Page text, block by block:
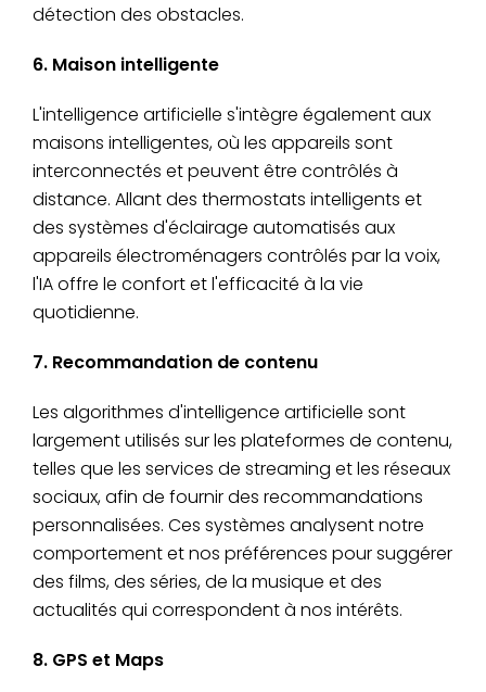
détection des obstacles.
6. Maison intelligente
L'intelligence artificielle s'intègre également aux
maisons intelligentes, où les appareils sont
interconnectés et peuvent être contrôlés à
distance. Allant des thermostats intelligents et
des systèmes d'éclairage automatisés aux
appareils électroménagers contrôlés par la voix,
l'IA offre le confort et l'efficacité à la vie
quotidienne.
7. Recommandation de contenu
Les algorithmes d'intelligence artificielle sont
largement utilisés sur les plateformes de contenu,
telles que les services de streaming et les réseaux
sociaux, afin de fournir des recommandations
personnalisées. Ces systèmes analysent notre
comportement et nos préférences pour suggérer
des films, des séries, de la musique et des
actualités qui correspondent à nos intérêts.
8. GPS et Maps